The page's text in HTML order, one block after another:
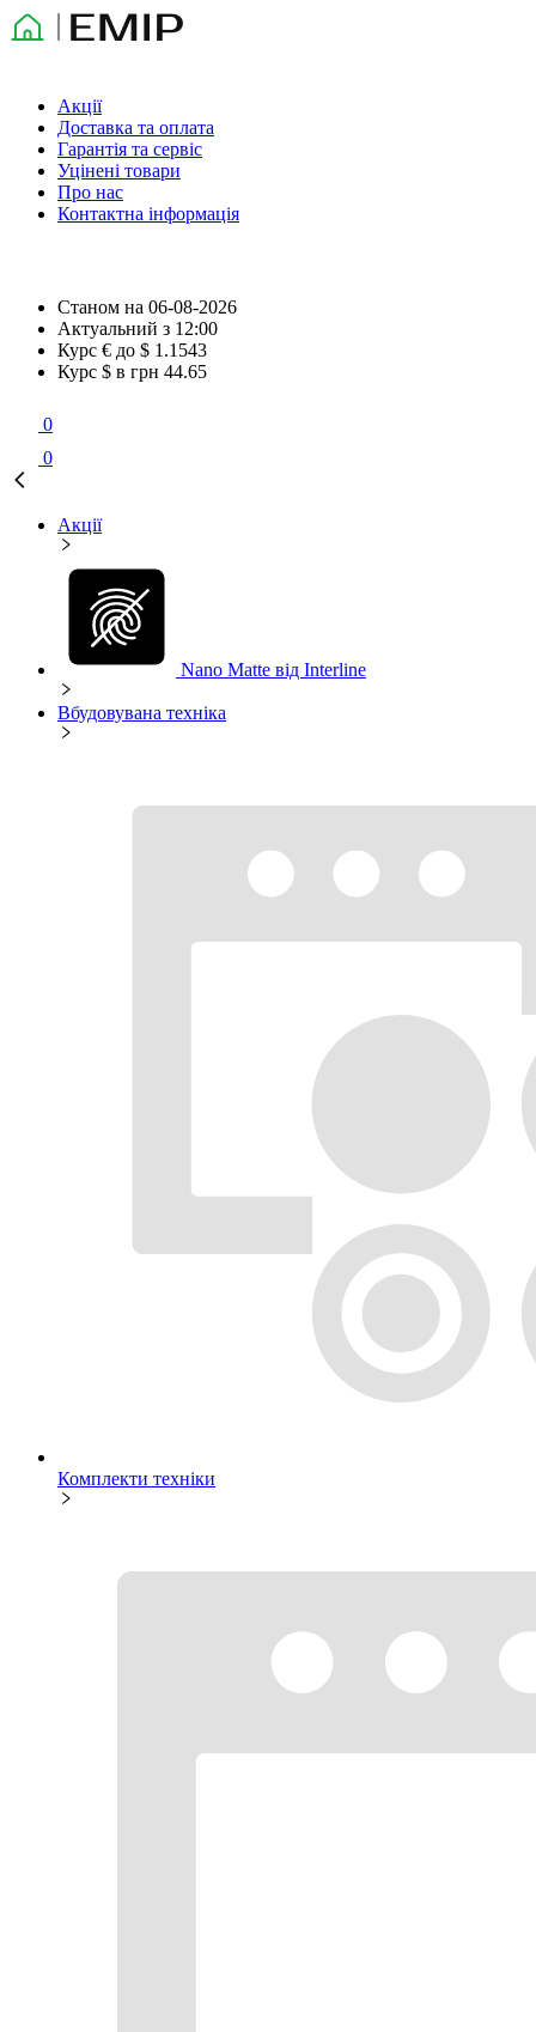
Акції
Доставка та оплата
Гарантія та сервіс
Уцінені товари
Про нас
Контактна інформація
Станом на 06-08-2026
Актуальний з 12:00
Курс € до $ 1.1543
Курс $ в грн 44.65
0
0
Акції
Nano Matte від Interline
Вбудовувана техніка
Комплекти техніки